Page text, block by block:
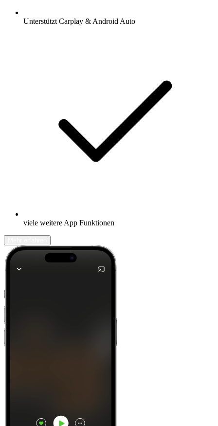
Unterstützt Carplay & Android Auto
viele weitere App Funktionen